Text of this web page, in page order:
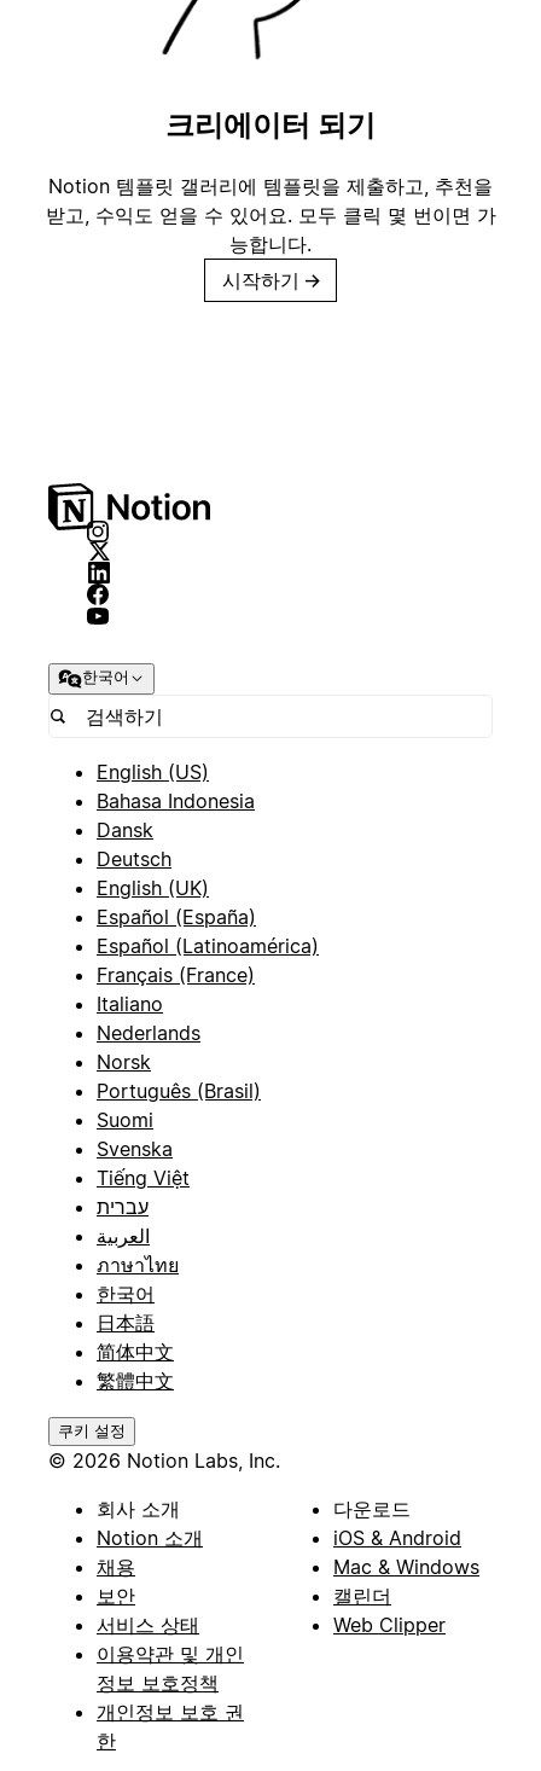
크리에이터 되기
Notion 템플릿 갤러리에 템플릿을 제출하고, 추천을
받고, 수익도 얻을 수 있어요. 모두 클릭 몇 번이면 가
능합니다.
시작하기 →
한국어
English (US)
Bahasa Indonesia
Dansk
Deutsch
English (UK)
Español (España)
Español (Latinoamérica)
Français (France)
Italiano
Nederlands
Norsk
Português (Brasil)
Suomi
Svenska
Tiếng Việt
עברית
العربية
ภาษาไทย
한국어
日本語
简体中文
繁體中文
쿠키 설정
© 2026 Notion Labs, Inc.
회사 소개
Notion 소개
채용
보안
서비스 상태
이용약관 및 개인
정보 보호정책
개인정보 보호 권
한
다운로드
iOS & Android
Mac & Windows
캘린더
Web Clipper